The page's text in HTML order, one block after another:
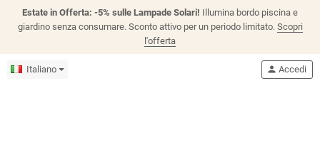
Estate in Offerta: -5% sulle Lampade Solari! Illumina bordo piscina e
giardino senza consumare. Sconto attivo per un periodo limitato. Scopri
l'offerta
Italiano person Accedi